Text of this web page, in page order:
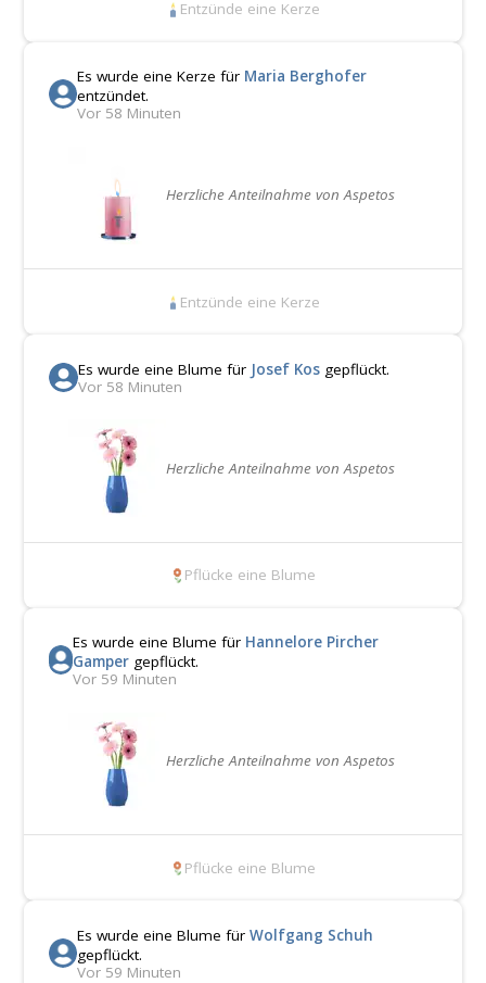
Entzünde eine Kerze
Es wurde eine Kerze für Maria Berghofer
entzündet.
Vor 58 Minuten
Herzliche Anteilnahme von Aspetos
Entzünde eine Kerze
Es wurde eine Blume für Josef Kosgepflückt.
Vor 58 Minuten
Herzliche Anteilnahme von Aspetos
Pflücke eine Blume
Es wurde eine Blume für Hannelore Pircher
Gamper gepflückt.
Vor 59 Minuten
Herzliche Anteilnahme von Aspetos
Pflücke eine Blume
Es wurde eine Blume fürWolfgang Schuh
gepflückt.
Vor 59 Minuten